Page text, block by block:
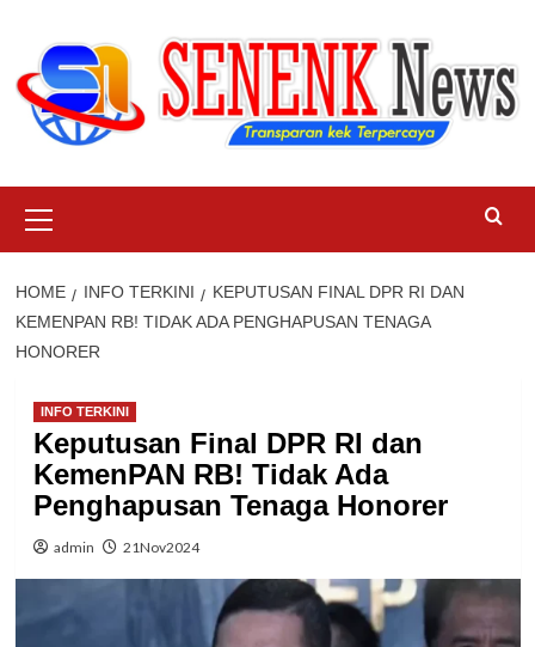
content
Menu
HOME INFO TERKINI
KEPUTUSAN FINAL DPR RI DAN
KEMENPAN RB! TIDAK ADA PENGHAPUSAN TENAGA
HONORER
INFO TERKINI
Keputusan Final DPR RI dan
KemenPAN RB! Tidak Ada
Penghapusan Tenaga Honorer
admin 21Nov2024